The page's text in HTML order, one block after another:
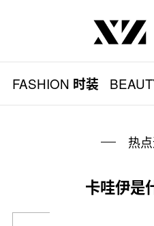
FASHION 时装
热
卡哇伊是